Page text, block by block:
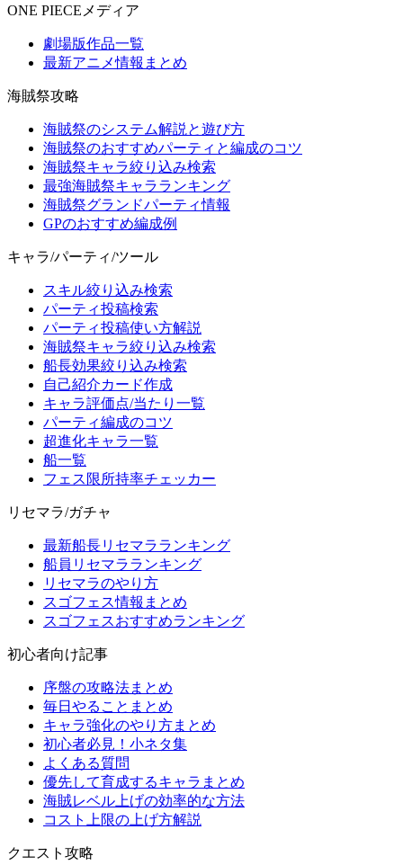
ONE PIECEメディア
劇場版作品一覧
最新アニメ情報まとめ
海賊祭攻略
海賊祭のシステム解説と遊び方
海賊祭のおすすめパーティと編成のコツ
海賊祭キャラ絞り込み検索
最強海賊祭キャラランキング
海賊祭グランドパーティ情報
GPのおすすめ編成例
キャラ/パーティ/ツール
スキル絞り込み検索
パーティ投稿検索
パーティ投稿使い方解説
海賊祭キャラ絞り込み検索
船長効果絞り込み検索
自己紹介カード作成
キャラ評価点/当たり一覧
パーティ編成のコツ
超進化キャラ一覧
船一覧
フェス限所持率チェッカー
リセマラ/ガチャ
最新船長リセマラランキング
船員リセマラランキング
リセマラのやり方
スゴフェス情報まとめ
スゴフェスおすすめランキング
初心者向け記事
序盤の攻略法まとめ
毎日やることまとめ
キャラ強化のやり方まとめ
初心者必見！小ネタ集
よくある質問
優先して育成するキャラまとめ
海賊レベル上げの効率的な方法
コスト上限の上げ方解説
クエスト攻略